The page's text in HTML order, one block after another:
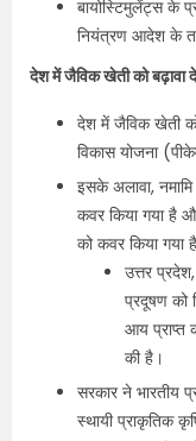
बायोस्टिमुलेंट्स के
नियंत्रण आदेश के
देश में जैविक खेती को बढ़ावा
देश में जैविक खेती
विकास योजना
इसके अलावा,
कवर किया गया है
को कवर किया गया
उत्तर
प्रदूषण को
आय प्राप्त
की है।
सरकार ने भारतीय
स्थायी प्राकृतिक